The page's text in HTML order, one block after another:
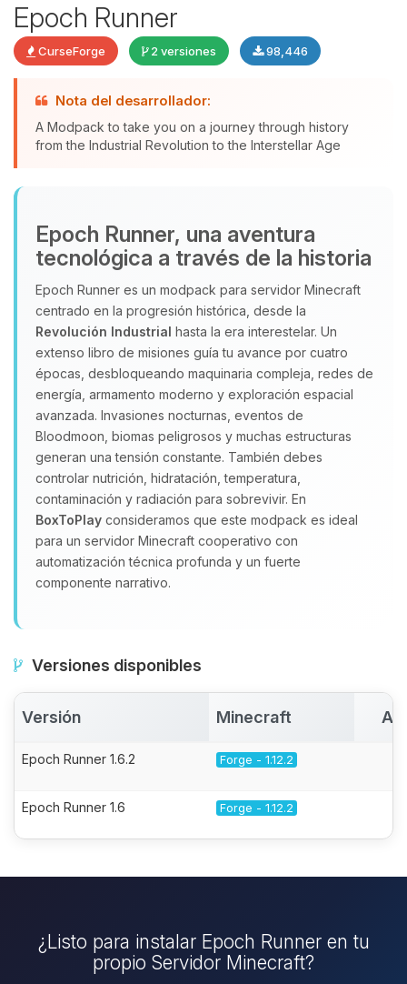
Epoch Runner
CurseForge 2 versiones 98,446
Nota del desarrollador:
A Modpack to take you on a journey through history
from the Industrial Revolution to the Interstellar Age
Epoch Runner, una aventura
tecnológica a través de la historia
Epoch Runner es un modpack para servidor Minecraft
centrado en la progresión histórica, desde la
Revolución Industrial hasta la era interestelar. Un
extenso libro de misiones guía tu avance por cuatro
épocas, desbloqueando maquinaria compleja, redes de
energía, armamento moderno y exploración espacial
avanzada. Invasiones nocturnas, eventos de
Bloodmoon, biomas peligrosos y muchas estructuras
generan una tensión constante. También debes
controlar nutrición, hidratación, temperatura,
contaminación y radiación para sobrevivir. En
BoxToPlay consideramos que este modpack es ideal
para un servidor Minecraft cooperativo con
automatización técnica profunda y un fuerte
componente narrativo.
Versiones disponibles
Versión Minecraft
Epoch Runner 1.6.2 Forge - 1.12.2
Epoch Runner 1.6 Forge - 1.12.2
¿Listo para instalar Epoch Runner en tu
propio Servidor Minecraft?
hablar! Soy Choupy, tu pequeno
asistente de BoxToPlay. Cuentame